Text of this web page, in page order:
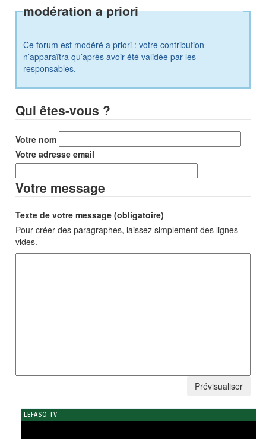
modération a priori
Ce forum est modéré a priori : votre contribution
n’apparaîtra qu’après avoir été validée par les
responsables.
Qui êtes-vous ?
Votre nom
Votre adresse email
Votre message
Texte de votre message (obligatoire)
Pour créer des paragraphes, laissez simplement des lignes
vides.
LEFASO TV